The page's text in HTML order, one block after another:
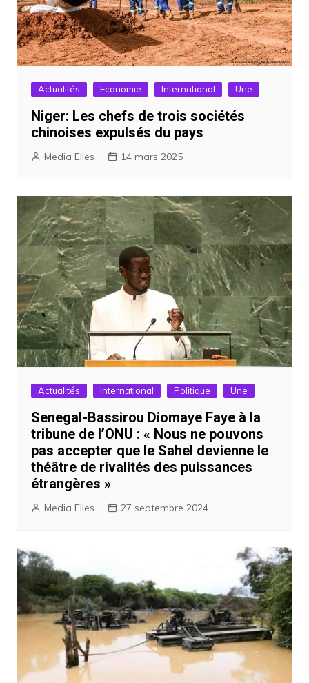
Actualités Economie International Une
Niger: Les chefs de trois sociétés
chinoises expulsés du pays
Media Elles 14 mars 2025
Actualités International Politique Une
Senegal-Bassirou Diomaye Faye à la
tribune de l’ONU : « Nous ne pouvons
pas accepter que le Sahel devienne le
théâtre de rivalités des puissances
étrangères »
Media Elles 27 septembre 2024